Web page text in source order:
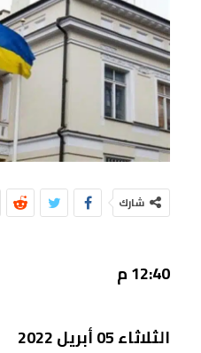
شارك
12:40 م
الثلاثاء 05 أبريل 2022